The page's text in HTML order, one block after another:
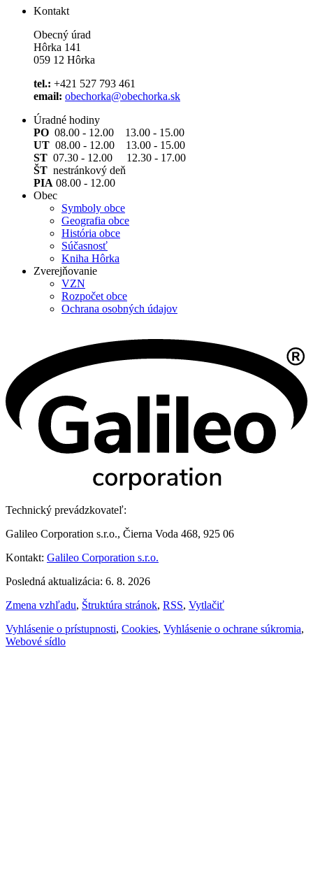
Kontakt
Obecný úrad
Hôrka 141
059 12 Hôrka
tel.: +421 527 793 461
email: obechorka@obechorka.sk
Úradné hodiny
PO 08.00 - 12.00 13.00 - 15.00
UT 08.00 - 12.00 13.00 - 15.00
ST 07.30 - 12.00 12.30 - 17.00
ŠT nestránkový deň
PIA 08.00 - 12.00
Obec
Symboly obce
Geografia obce
História obce
Súčasnosť
Kniha Hôrka
Zverejňovanie
VZN
Rozpočet obce
Ochrana osobných údajov
Technický prevádzkovateľ:
Galileo Corporation s.r.o., Čierna Voda 468, 925 06
Kontakt: Galileo Corporation s.r.o.
Posledná aktualizácia: 6. 8. 2026
Zmena vzhľadu, Štruktúra stránok, RSS, Vytlačiť
Vyhlásenie o prístupnosti, Cookies, Vyhlásenie o ochrane súkromia,
Webové sídlo